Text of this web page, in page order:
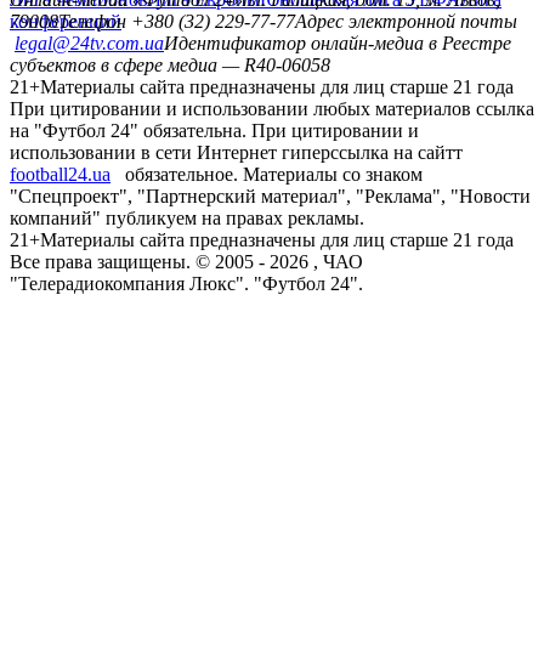
конференций
79008Телефон +380 (32) 229-77-77Адрес электронной почты
legal@24tv.com.uaИдентификатор онлайн-медиа в Реестре
субъектов в сфере медиа — R40-06058
21+Материалы сайта предназначены для лиц старше 21 года
При цитировании и использовании любых материалов ссылка
на "Футбол 24" обязательна. При цитировании и
использовании в сети Интернет гиперссылка на сайтт
football24.ua
обязательное. Материалы со знаком
"Спецпроект", "Партнерский материал", "Реклама", "Новости
компаний" публикуем на правах рекламы.
21+Материалы сайта предназначены для лиц старше 21 года
Все права защищены. © 2005 - 2026 , ЧАО
"Телерадиокомпания Люкс". "Футбол 24".